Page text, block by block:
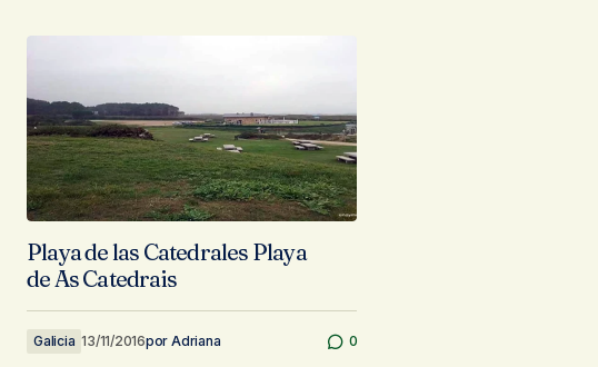
Playa de las Catedrales Playa
de As Catedrais
Galicia 13/11/2016por Adriana 0